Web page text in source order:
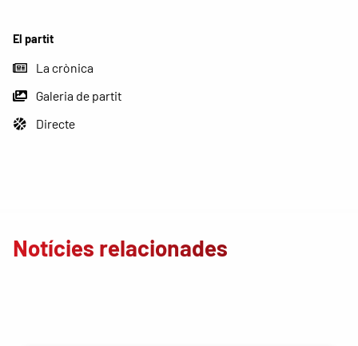
El partit
La crònica
Galeria de partit
Directe
Notícies relacionades